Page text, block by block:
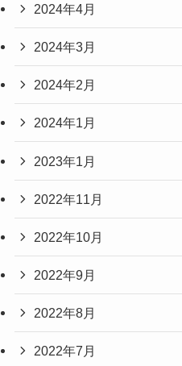
2024年4月
2024年3月
2024年2月
2024年1月
2023年1月
2022年11月
2022年10月
2022年9月
2022年8月
2022年7月